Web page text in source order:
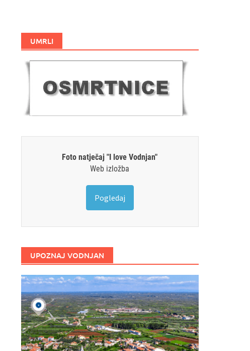
UMRLI
Foto natječaj "I love Vodnjan"
Web izložba
Pogledaj
UPOZNAJ VODNJAN